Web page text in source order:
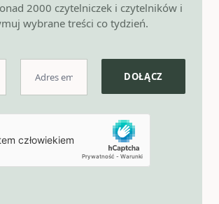
2000 czytelniczek i czytelników i
wybrane treści co tydzień.